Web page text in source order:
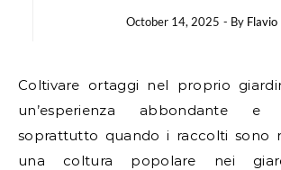
October 14, 2025 - By Flavio
Coltivare ortaggi nel proprio
un’esperienza abbondante e
soprattutto quando i raccolti sono
una coltura popolare nei